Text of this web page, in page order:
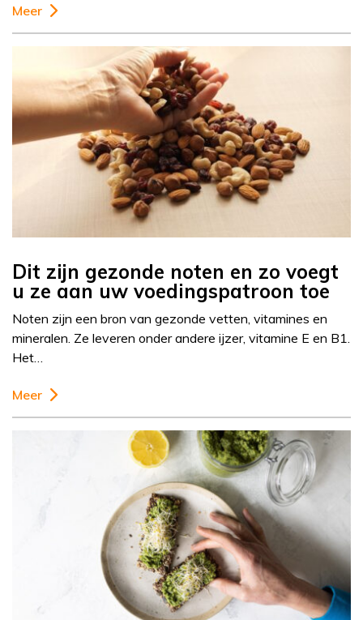
Meer
Dit zijn gezonde noten en zo voegt
u ze aan uw voedingspatroon toe
Noten zijn een bron van gezonde vetten, vitamines en
mineralen. Ze leveren onder andere ijzer, vitamine E en B1.
Het…
Meer